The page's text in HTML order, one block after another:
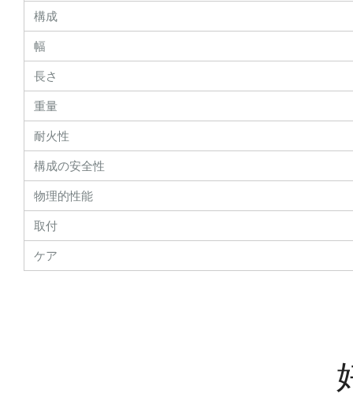
構成
幅
長さ
重量
耐火性
構成の安全性
物理的性能
取付
ケア